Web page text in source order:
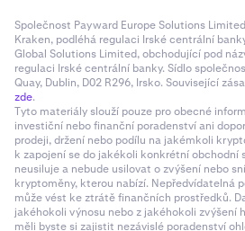
Společnost Payward Europe Solutions
Kraken, podléhá regulaci Irské centrální
Global Solutions Limited, obchodující pod
regulaci Irské centrální banky. Sídlo
Quay, Dublin, D02 R296, Irsko. Související
zde.
Tyto materiály slouží pouze pro obecné
investiční nebo finanční poradenství ani
prodeji, držení nebo podílu na jakémkoli
k zapojení se do jakékoli konkrétní obchodní
neusiluje a nebude usilovat o zvýšení nebo
kryptoměny, kterou nabízí. Nepředvídatelná
může vést ke ztrátě finančních prostředků.
jakéhokoli výnosu nebo z jakéhokoli zvýšení
měli byste si zajistit nezávislé poradenství